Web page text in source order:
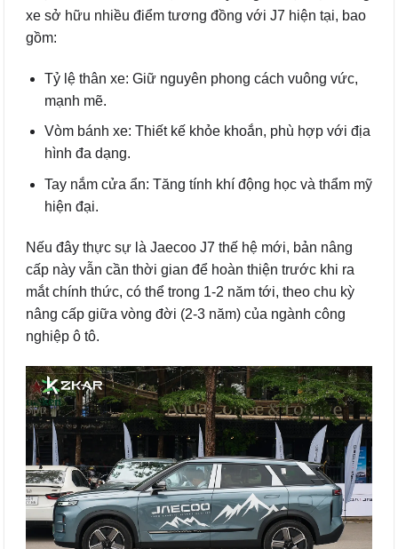
xe sở hữu nhiều điểm tương đồng với J7 hiện tại, bao
gồm:
Tỷ lệ thân xe: Giữ nguyên phong cách vuông vức,
mạnh mẽ.
Vòm bánh xe: Thiết kế khỏe khoắn, phù hợp với địa
hình đa dạng.
Tay nắm cửa ẩn: Tăng tính khí động học và thẩm mỹ
hiện đại.
Nếu đây thực sự là Jaecoo J7 thế hệ mới, bản nâng
cấp này vẫn cần thời gian để hoàn thiện trước khi ra
mắt chính thức, có thể trong 1-2 năm tới, theo chu kỳ
nâng cấp giữa vòng đời (2-3 năm) của ngành công
nghiệp ô tô.